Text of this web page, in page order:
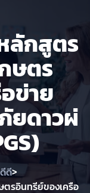
ลักสูตร
ษตร
ข่าย
ยดาวผ่
ดี>
รอินทรีย์ของเครือ